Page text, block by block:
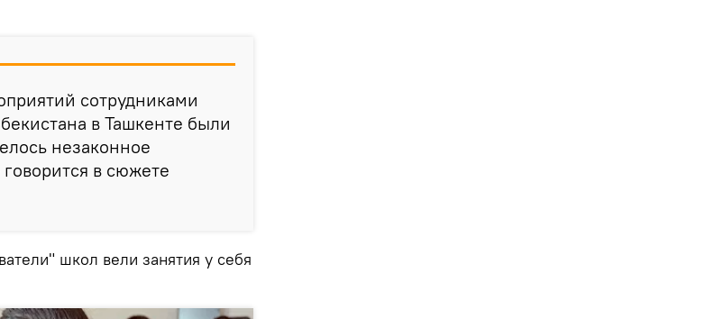
сотрудниками
в Ташкенте были
незаконное
в сюжете
школ вели занятия у себя